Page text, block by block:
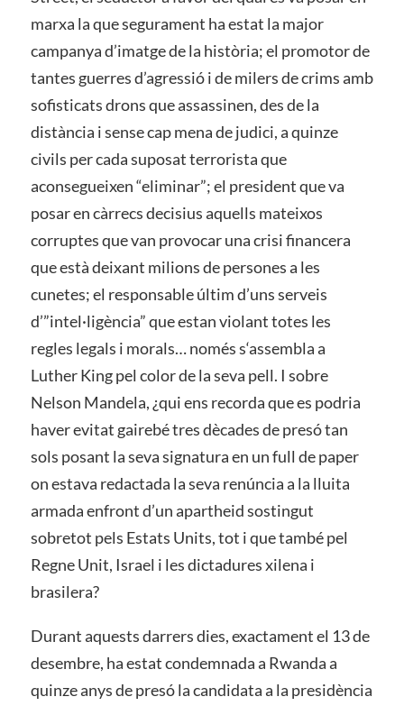
marxa la que segurament ha estat la major
campanya d’imatge de la història; el promotor de
tantes guerres d’agressió i de milers de crims amb
sofisticats drons que assassinen, des de la
distància i sense cap mena de judici, a quinze
civils per cada suposat terrorista que
aconsegueixen “eliminar”; el president que va
posar en càrrecs decisius aquells mateixos
corruptes que van provocar una crisi financera
que està deixant milions de persones a les
cunetes; el responsable últim d’uns serveis
d’”intel·ligència” que estan violant totes les
regles legals i morals… només s‘assembla a
Luther King pel color de la seva pell. I sobre
Nelson Mandela, ¿qui ens recorda que es podria
haver evitat gairebé tres dècades de presó tan
sols posant la seva signatura en un full de paper
on estava redactada la seva renúncia a la lluita
armada enfront d’un apartheid sostingut
sobretot pels Estats Units, tot i que també pel
Regne Unit, Israel i les dictadures xilena i
brasilera?
Durant aquests darrers dies, exactament el 13 de
desembre, ha estat condemnada a Rwanda a
quinze anys de presó la candidata a la presidència